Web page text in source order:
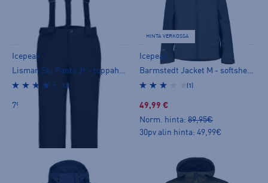
Icepeak
Lisman Ski Pants Jr - toppahousut
(3)
79,90 €
HINTA VERKOSSA
Icepeak
Barmstedt Jacket M - softshelltakki
(1)
49,99 €
Norm. hinta: 89,95€
30pv alin hinta: 49,99€